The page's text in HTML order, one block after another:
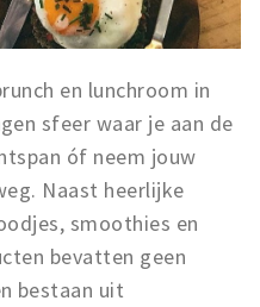
en lunchroom in
sfeer waar je aan de
óf neem jouw
Naast heerlijke
smoothies en
bevatten geen
bestaan uit